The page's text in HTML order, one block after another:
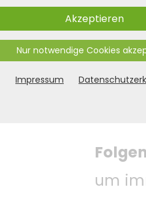
um
Akzeptieren
Nur notwendige Cookies
Impressum